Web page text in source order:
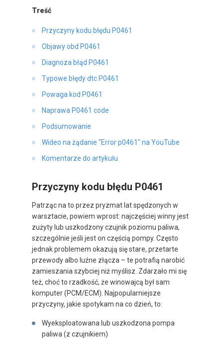
Treść
Przyczyny kodu błędu P0461
Objawy obd P0461
Diagnoza błąd P0461
Typowe błędy dtc P0461
Powaga kod P0461
Naprawa P0461 code
Podsumowanie
Wideo na żądanie "Error p0461" na YouTube
Komentarze do artykułu
Przyczyny kodu błędu P0461
Patrząc na to przez pryzmat lat spędzonych w
warsztacie, powiem wprost: najczęściej winny jest
zużyty lub uszkodzony czujnik poziomu paliwa,
szczególnie jeśli jest on częścią pompy. Często
jednak problemem okazują się stare, przetarte
przewody albo luźne złącza – te potrafią narobić
zamieszania szybciej niż myślisz. Zdarzało mi się
też, choć to rzadkość, że winowajcą był sam
komputer (PCM/ECM). Najpopularniejsze
przyczyny, jakie spotykam na co dzień, to:
Wyeksploatowana lub uszkodzona pompa
paliwa (z czujnikiem)